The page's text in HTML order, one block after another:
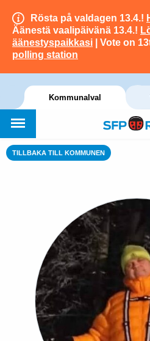
Rösta på valdagen 13.4.!
Äänestä vaalipäivänä 13.4.!
äänestyspaikkasi | Vote on
polling station
Kommunalval
TILLBAKA TILL KOMMUNEN